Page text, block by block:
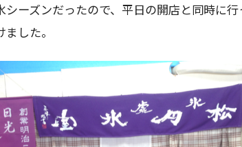
シーズンだったので、平日の開店と同時に
した。